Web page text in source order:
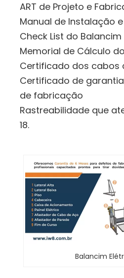
ART de Projeto e
Manual de Instalação
Check List do Balancim
Memorial de Cálculo
Certificado dos cabos
Certificado de
de fabricação
Rastreabilidade que
18.
Balancim